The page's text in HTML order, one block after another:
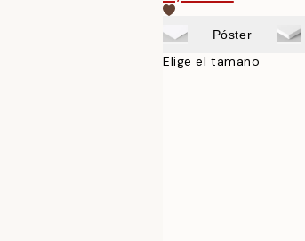
Póster
Elige el tamaño